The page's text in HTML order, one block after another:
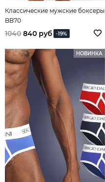
Классические мужские боксеры
BB70
1040 840 руб -19%
НОВИНКА